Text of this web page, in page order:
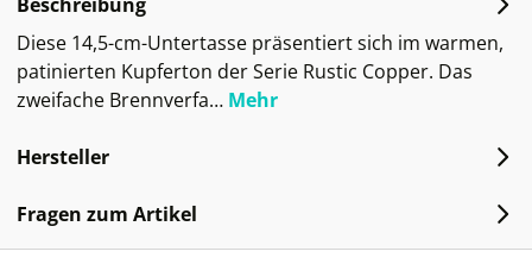
Diese 14,5-cm-Untertasse präsentiert sich im warmen,
patinierten Kupferton der Serie Rustic Copper. Das
zweifache Brennverfa… Mehr
Hersteller
Fragen zum Artikel